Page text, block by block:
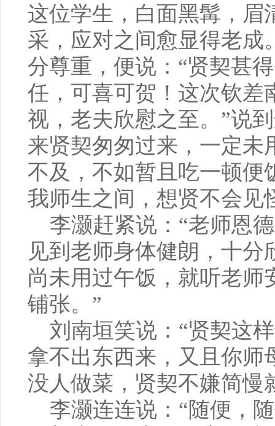
这位学生，白面黑髯，眉
采，应对之间愈显得老成
分尊重，便说：“贤契甚
任，可喜可贺！这次钦差
视，老夫欣慰之至。”说
来贤契匆匆过来，一定未
不及，不如暂且吃一顿便
我师生之间，想贤不会见
李灏赶紧说：“老师恩
见到老师身体健朗，十
尚未用过午饭，就听老师
铺张。”
刘南垣笑说：“贤契这
拿不出东西来，又且你师
没人做菜，贤契不嫌简慢
李灏连连说：“随便，